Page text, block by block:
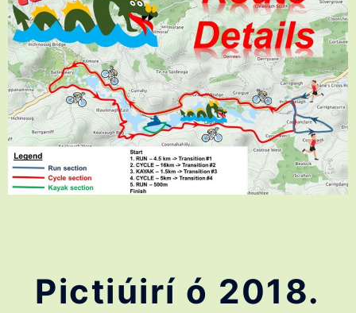
Pictiúirí ó 2018.